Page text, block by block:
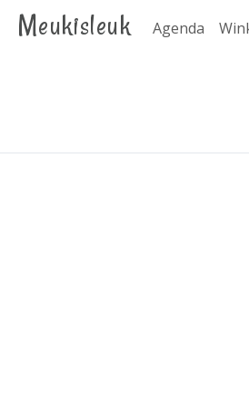
Meukisleuk Agenda